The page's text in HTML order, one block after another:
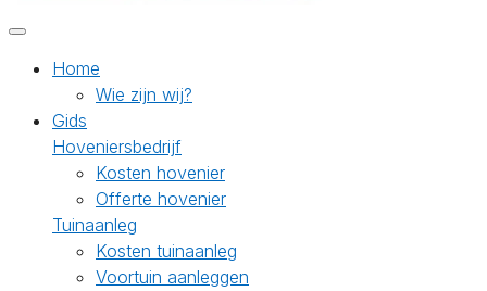
Home
Wie zijn wij?
Gids
Hoveniersbedrijf
Kosten hovenier
Offerte hovenier
Tuinaanleg
Kosten tuinaanleg
Voortuin aanleggen